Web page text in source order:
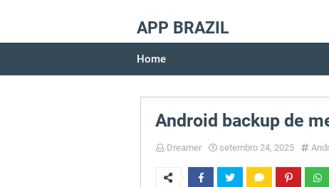
APP BRAZIL
Home
Android backup de
Dreamer setembro 24, 2025